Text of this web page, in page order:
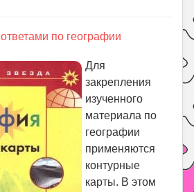
по географии
Для
закрепления
изученного
материала по
географии
применяются
контурные
карты. В этом